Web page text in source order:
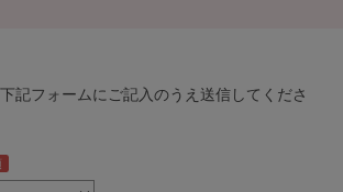
記フォームにご記入のうえ送信してくださ